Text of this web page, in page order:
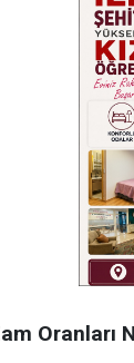
Oranları